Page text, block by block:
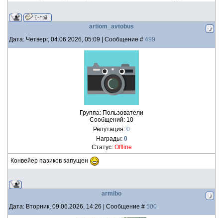
artiom_avtobus
Дата: Четверг, 04.06.2026, 05:09 | Сообщение # 499
Группа: Пользователи
Сообщений: 10
Репутация: 0
Награды: 0
Статус: Offline
Конвейер пазиков запущен
armibo
Дата: Вторник, 09.06.2026, 14:26 | Сообщение # 500